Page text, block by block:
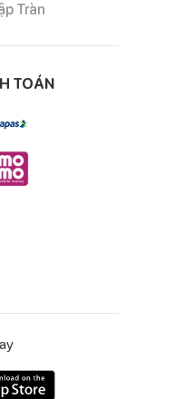
Tràn
TOÁN